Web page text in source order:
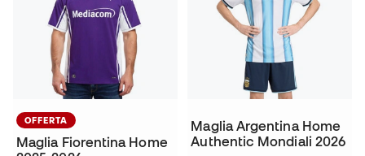
OFFERTA
Maglia Fiorentina Home
Maglia Argentina Home
Authentic Mondiali 2026